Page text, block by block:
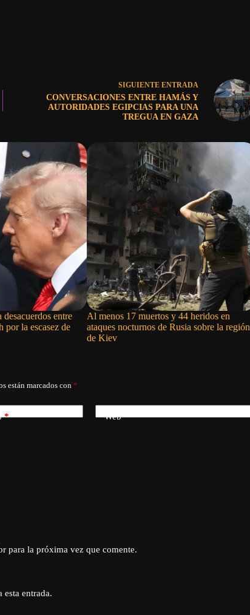
SIGUIENTE ENTRADA
CONVERSACIONES ENTRE HAMÁS Y
AUTORIDADES EGIPCIAS PARA UNA
TREGUA EN GAZA
entre
por la escasez de
Al menos 17 muertos y 44 heridos en
ataques nocturnos de Rusia sobre la región
de Kiev
están marcados con *
* Web
para la próxima vez que comente.
entrada.